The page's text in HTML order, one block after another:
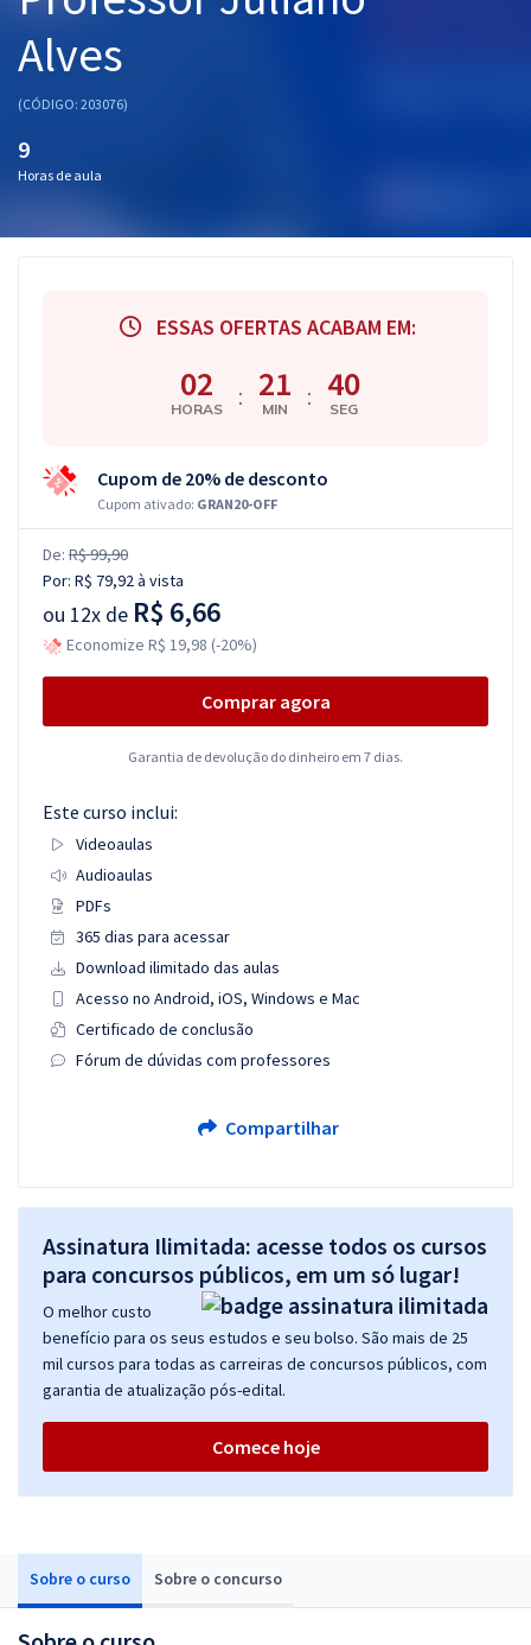
Alves
(CÓDIGO: 203076)
9
Horas de aula
Sobre o curso Sobre o concurso
ESSAS OFERTAS ACABAM EM:
02
HORAS : 21
MIN : 39
SEG
Cupom de 20% de desconto
Cupom ativado: GRAN20-OFF
De: R$ 99,90
Por: R$ 79,92à vista
ou 12x de R$ 6,66
Economize R$ 19,98 (-20%)
Comprar agora
Garantia de devolução do dinheiro em 7 dias.
Este curso inclui:
Videoaulas
Audioaulas
PDFs
365 dias para acessar
Download ilimitado das aulas
Acesso no Android, iOS, Windows e Mac
Certificado de conclusão
Fórum de dúvidas com professores
Compartilhar
Assinatura Ilimitada: acesse todos os cursos
para concursos públicos, em um só lugar!
O melhor custo
benefício para os seus estudos e seu bolso. São mais de 25
mil cursos para todas as carreiras de concursos públicos, com
garantia de atualização pós-edital.
Comece hoje